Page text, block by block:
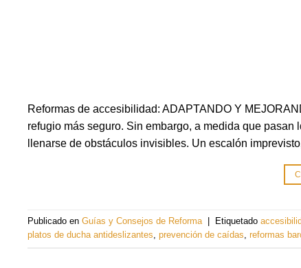
Reformas de accesibilidad: ADAPTANDO Y
refugio más seguro. Sin embargo, a medida que
llenarse de obstáculos invisibles. Un escalón
Publicado en Guías y Consejos de Reforma Etiquetado
platos de ducha antideslizantes, prevención de caídas, reformas